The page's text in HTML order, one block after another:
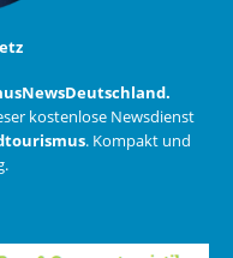
kostenlose Newsdienst
. Kompakt und